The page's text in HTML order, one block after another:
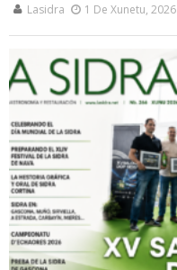
Lasidra 1 De Xunetu, 2026